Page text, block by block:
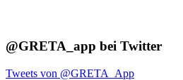
@GRETA_app bei Twitter
Tweets von @GRETA_App